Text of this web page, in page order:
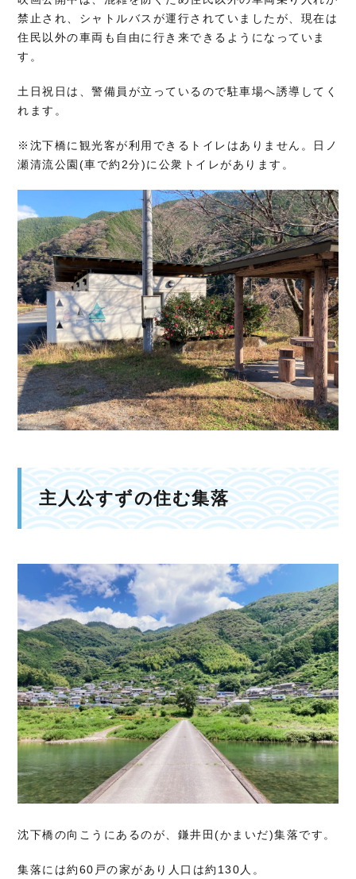
禁止され、シャトルバスが運行されていましたが、現在は
住民以外の車両も自由に行き来できるようになっていま
す。
土日祝日は、警備員が立っているので駐車場へ誘導してく
れます。
※沈下橋に観光客が利用できるトイレはありません。日ノ
瀬清流公園(車で約2分)に公衆トイレがあります。
主人公すずの住む集落
沈下橋の向こうにあるのが、鎌井田(かまいだ)集落です。
集落には約60戸の家があり人口は約130人。